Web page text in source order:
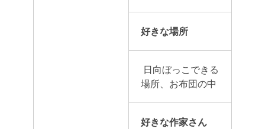
好きな場所
日向ぼっこできる
場所、お布団の中
好きな作家さん